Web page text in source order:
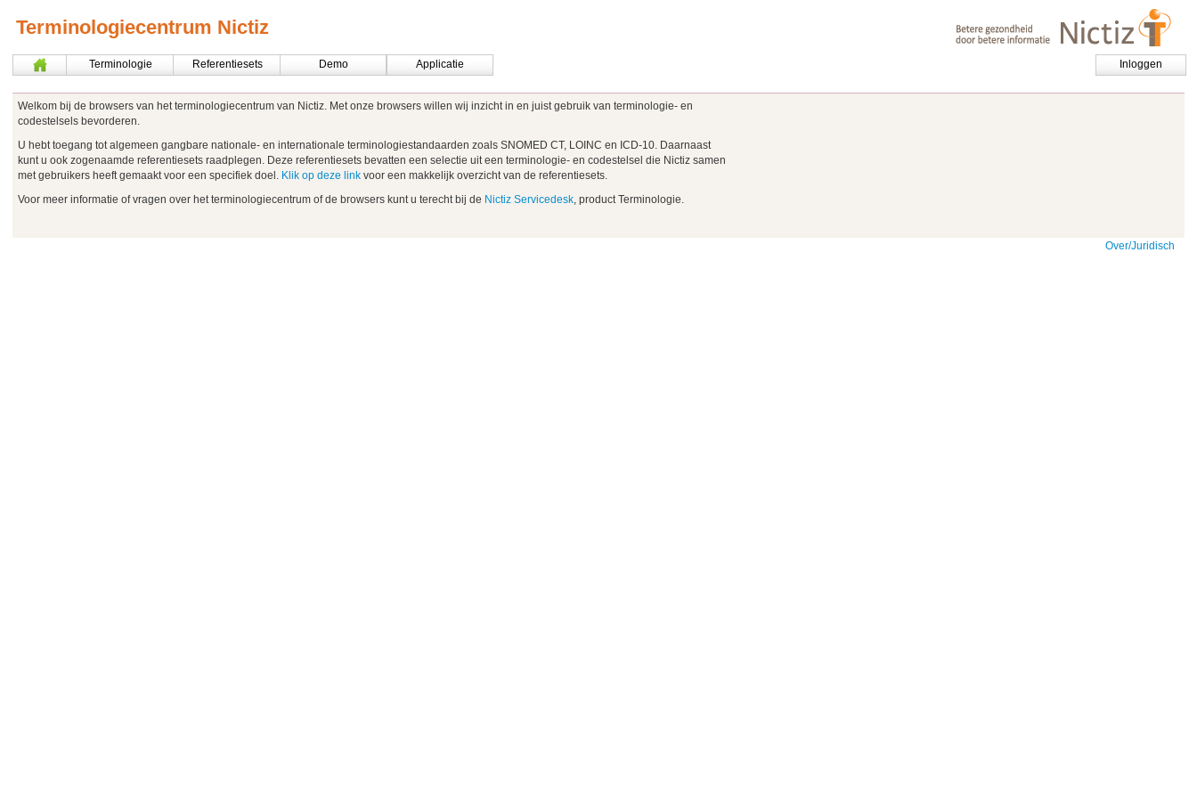
Terminologiecentrum Nictiz
Terminologie Referentiesets Demo Applicatie Inloggen
Welkom bij de browsers van het terminologiecentrum van Nictiz. Met onze browsers willen wij inzicht in en juist gebruik van terminologie- en
codestelsels bevorderen.
U hebt toegang tot algemeen gangbare nationale- en internationale terminologiestandaarden zoals SNOMED CT, LOINC en ICD-10. Daarnaast
kunt u ook zogenaamde referentiesets raadplegen. Deze referentiesets bevatten een selectie uit een terminologie- en codestelsel die Nictiz samen
met gebruikers heeft gemaakt voor een specifiek doel. Klik op deze link voor een makkelijk overzicht van de referentiesets.
Voor meer informatie of vragen over het terminologiecentrum of de browsers kunt u terecht bij de Nictiz Servicedesk, product Terminologie.
Over/Juridisch